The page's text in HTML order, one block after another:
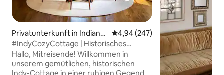
Privatunterkunft in Indiana
polis
Durchschnittliche Bewertung:
4,94 (247)
#IndyCozyCottage | Historisches
Cottage in der Nähe der Innenstadt
Hallo, Mitreisende! Willkommen in
unserem gemütlichen, historischen